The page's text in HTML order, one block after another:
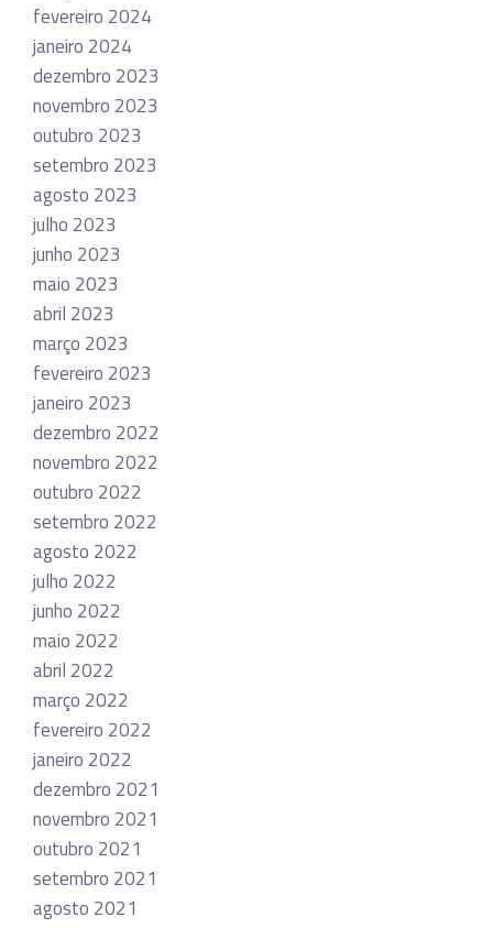
fevereiro 2024
janeiro 2024
dezembro 2023
novembro 2023
outubro 2023
setembro 2023
agosto 2023
julho 2023
junho 2023
maio 2023
abril 2023
março 2023
fevereiro 2023
janeiro 2023
dezembro 2022
novembro 2022
outubro 2022
setembro 2022
agosto 2022
julho 2022
junho 2022
maio 2022
abril 2022
março 2022
fevereiro 2022
janeiro 2022
dezembro 2021
novembro 2021
outubro 2021
setembro 2021
agosto 2021